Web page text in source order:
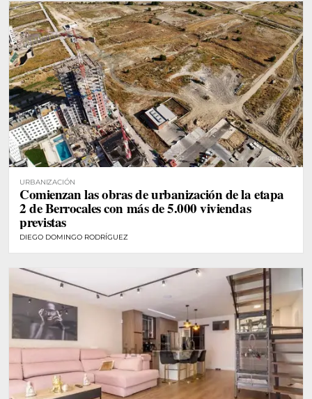
URBANIZACIÓN
Comienzan las obras de urbanización de la etapa
2 de Berrocales con más de 5.000 viviendas
previstas
DIEGO DOMINGO RODRÍGUEZ